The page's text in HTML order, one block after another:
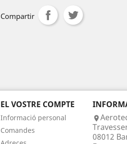
Compartir
EL VOSTRE COMPTE
Informació personal
Comandes

08012